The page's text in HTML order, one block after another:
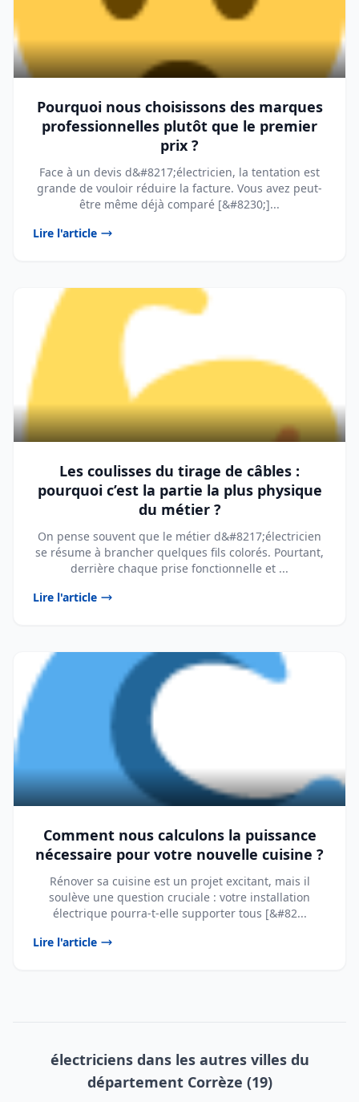
Pourquoi nous choisissons des marques
professionnelles plutôt que le premier
prix ?
Face à un devis d&#8217;électricien, la tentation est
grande de vouloir réduire la facture. Vous avez peut-
être même déjà comparé [&#8230;]...
Lire l'article
Les coulisses du tirage de câbles :
pourquoi c’est la partie la plus physique
du métier ?
On pense souvent que le métier d&#8217;électricien
se résume à brancher quelques fils colorés. Pourtant,
derrière chaque prise fonctionnelle et ...
Lire l'article
Comment nous calculons la puissance
nécessaire pour votre nouvelle cuisine ?
Rénover sa cuisine est un projet excitant, mais il
soulève une question cruciale : votre installation
électrique pourra-t-elle supporter tous [&#82...
Lire l'article
électriciens dans les autres villes du
département Corrèze (19)